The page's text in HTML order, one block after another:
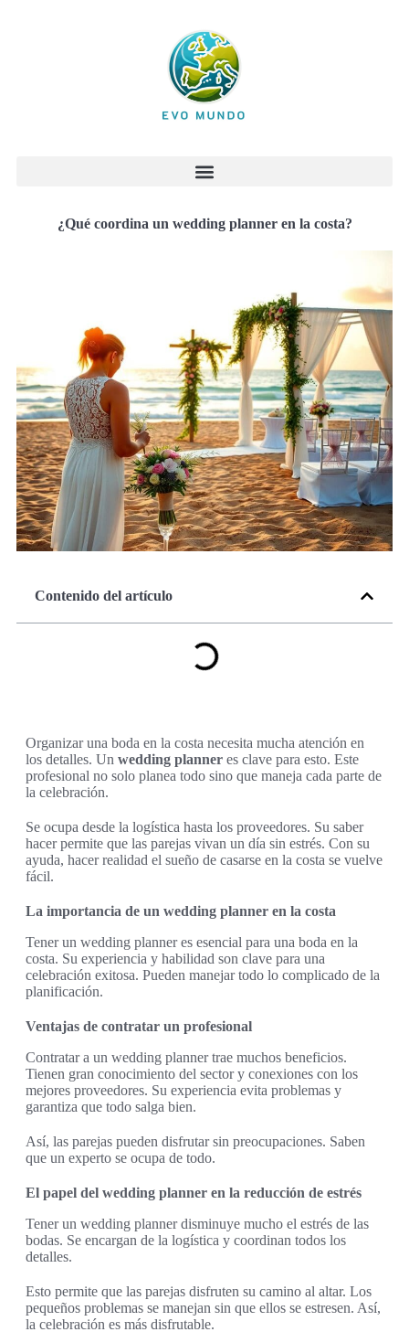
¿Qué coordina un wedding planner en la costa?
Contenido del artículo
Organizar una boda en la costa necesita mucha atención en
los detalles. Un wedding planner es clave para esto. Este
profesional no solo planea todo sino que maneja cada parte de
la celebración.
Se ocupa desde la logística hasta los proveedores. Su saber
hacer permite que las parejas vivan un día sin estrés. Con su
ayuda, hacer realidad el sueño de casarse en la costa se vuelve
fácil.
La importancia de un wedding planner en la costa
Tener un wedding planner es esencial para una boda en la
costa. Su experiencia y habilidad son clave para una
celebración exitosa. Pueden manejar todo lo complicado de la
planificación.
Ventajas de contratar un profesional
Contratar a un wedding planner trae muchos beneficios.
Tienen gran conocimiento del sector y conexiones con los
mejores proveedores. Su experiencia evita problemas y
garantiza que todo salga bien.
Así, las parejas pueden disfrutar sin preocupaciones. Saben
que un experto se ocupa de todo.
El papel del wedding planner en la reducción de estrés
Tener un wedding planner disminuye mucho el estrés de las
bodas. Se encargan de la logística y coordinan todos los
detalles.
Esto permite que las parejas disfruten su camino al altar. Los
pequeños problemas se manejan sin que ellos se estresen. Así,
la celebración es más disfrutable.